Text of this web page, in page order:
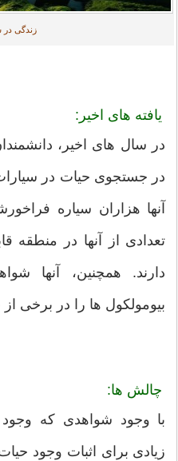
زندگی در
یافته های اخیر:
در سال های اخیر،
در جستجوی حیات در سیارات
آنها هزاران سیاره
تعدادی از آنها در منطقه
دارند. همچنین، آنها
بیومولکول ها را در برخی از
چالش ها:
با وجود شواهدی که
زیادی برای اثبات وجود